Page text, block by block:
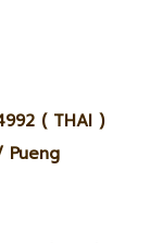
( THAI )
Pueng